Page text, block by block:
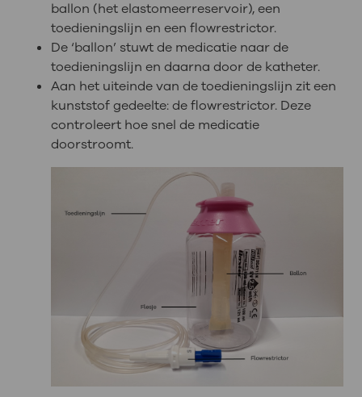
ballon (het elastomeerreservoir), een
toedieningslijn en een flowrestrictor.
De ‘ballon’ stuwt de medicatie naar de
toedieningslijn en daarna door de katheter.
Aan het uiteinde van de toedieningslijn zit een
kunststof gedeelte: de flowrestrictor. Deze
controleert hoe snel de medicatie
doorstroomt.